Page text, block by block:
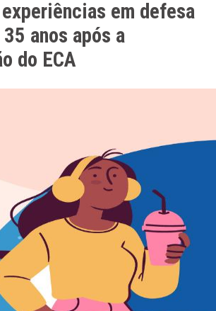
em defesa
anos após a
do ECA